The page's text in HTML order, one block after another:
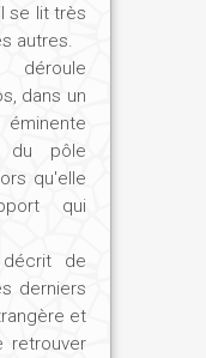
se lit très
autres.
dans un
du pôle
qu'elle
qui
de
derniers
et
retrouver